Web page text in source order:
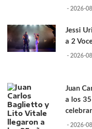
- 2026-
Jessi
a 2
- 2026-
Juan
a los
- 2026-